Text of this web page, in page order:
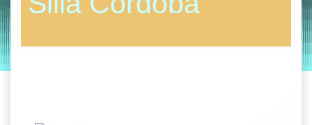
by Entorno | on septiembre 5, 2019